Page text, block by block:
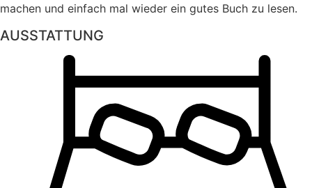
machen und einfach mal wieder ein gutes Buch zu lesen.
AUSSTATTUNG​